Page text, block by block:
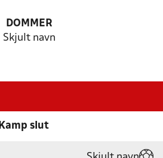
DOMMER
Skjult navn
Kamp slut